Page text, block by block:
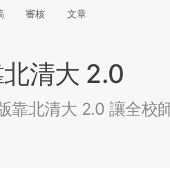
審核 文章
清大 2.0
靠北清大 2.0 讓全校